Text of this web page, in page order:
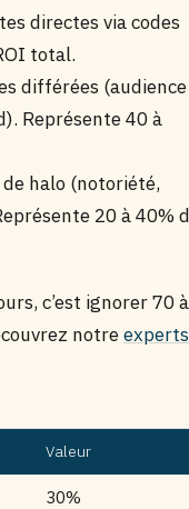
directes via codes
total.
différées (audience
Représente 40 à
halo (notoriété,
20 à 40%
c’est ignorer 70 à
notreexperts
Valeur
30%